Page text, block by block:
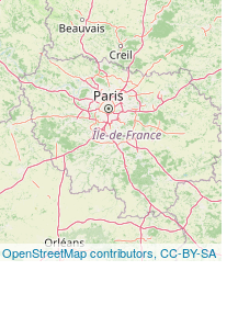
OpenStreetMap contributors, CC-BY-SA